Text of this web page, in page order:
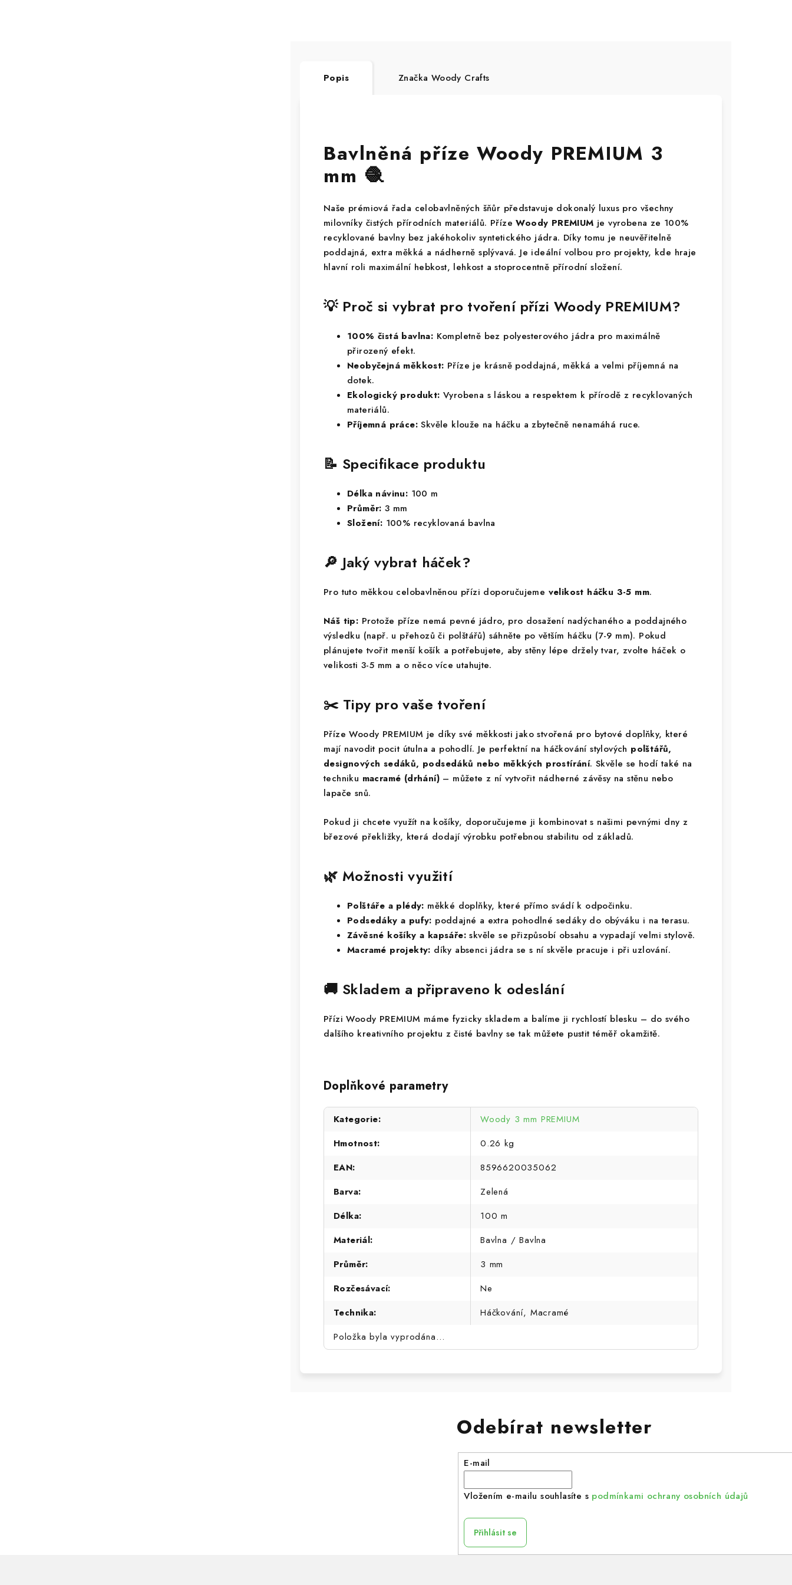
Popis Značka Woody Crafts
Bavlněná příze Woody PREMIUM 3
mm 🧶
Naše prémiová řada celobavlněných šňůr představuje dokonalý luxus pro všechny
milovníky čistých přírodních materiálů. PřízeWoody PREMIUM je vyrobena ze 100%
recyklované bavlny bez jakéhokoliv syntetického jádra. Díky tomu je neuvěřitelně
poddajná, extra měkká a nádherně splývavá. Je ideální volbou pro projekty, kde hraje
hlavní roli maximální hebkost, lehkost a stoprocentně přírodní složení.
💡 Proč si vybrat pro tvoření přízi Woody PREMIUM?
100% čistá bavlna: Kompletně bez polyesterového jádra pro maximálně
přirozený efekt.
Neobyčejná měkkost: Příze je krásně poddajná, měkká a velmi příjemná na
dotek.
Ekologický produkt: Vyrobena s láskou a respektem k přírodě z recyklovaných
materiálů.
Příjemná práce: Skvěle klouže na háčku a zbytečně nenamáhá ruce.
📝 Specifikace produktu
Délka návinu: 100 m
Průměr: 3 mm
Složení: 100% recyklovaná bavlna
🔎 Jaký vybrat háček?
Pro tuto měkkou celobavlněnou přízi doporučujeme velikost háčku 3-5 mm.
Náš tip: Protože příze nemá pevné jádro, pro dosažení nadýchaného a poddajného
výsledku (např. u přehozů či polštářů) sáhněte po větším háčku (7-9 mm). Pokud
plánujete tvořit menší košík a potřebujete, aby stěny lépe držely tvar, zvolte háček o
velikosti 3-5 mm a o něco více utahujte.
✂️ Tipy pro vaše tvoření
Příze Woody PREMIUM je díky své měkkosti jako stvořená pro bytové doplňky, které
mají navodit pocit útulna a pohodlí. Je perfektní na háčkování stylových polštářů,
designových sedáků, podsedáků nebo měkkých prostírání. Skvěle se hodí také na
techniku macramé (drhání) – můžete z ní vytvořit nádherné závěsy na stěnu nebo
lapače snů.
Pokud ji chcete využít na košíky, doporučujeme ji kombinovat s našimi pevnými dny z
březové překližky, která dodají výrobku potřebnou stabilitu od základů.
🌿 Možnosti využití
Polštáře a plédy: měkké doplňky, které přímo svádí k odpočinku.
Podsedáky a pufy: poddajné a extra pohodlné sedáky do obýváku i na terasu.
Závěsné košíky a kapsáře: skvěle se přizpůsobí obsahu a vypadají velmi stylově.
Macramé projekty: díky absenci jádra se s ní skvěle pracuje i při uzlování.
🚚 Skladem a připraveno k odeslání
Přízi Woody PREMIUM máme fyzicky skladem a balíme ji rychlostí blesku – do svého
dalšího kreativního projektu z čisté bavlny se tak můžete pustit téměř okamžitě.
Doplňkové parametry
Kategorie:
Woody 3 mm PREMIUM
Hmotnost:
0.26 kg
EAN:
8596620035062
Barva:
Zelená
Délka:
100 m
Materiál:
Bavlna / Bavlna
Průměr:
3 mm
Rozčesávací:
Ne
Technika:
Háčkování, Macramé
Položka byla vyprodána…
Odebírat newsletter
E-mail
Vložením e-mailu souhlasíte s podmínkami ochrany osobních údajů
Přihlásit se